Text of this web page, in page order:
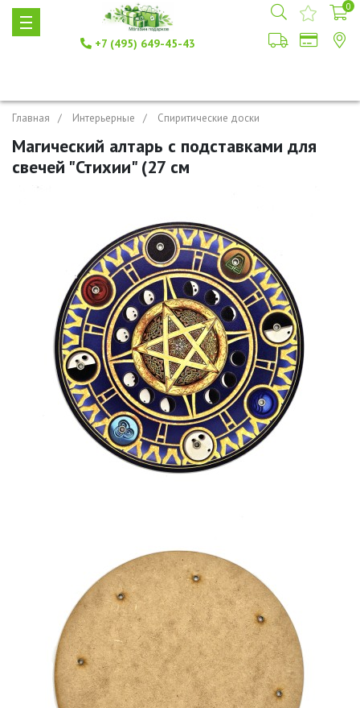
+7 (495) 649-45-43
0
Главная Интерьерные Спиритические доски
Магический алтарь с подставками для
свечей "Стихии" (27 см